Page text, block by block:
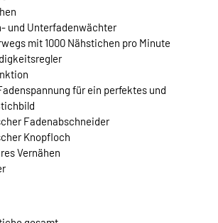
und Unterfadenwächter
mit 1000 Nähstichen pro Minute
für ein perfektes und
Fadenabschneider
Knopfloch
Vernähen